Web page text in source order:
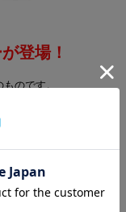
登場！
ものです。
◆◆◆